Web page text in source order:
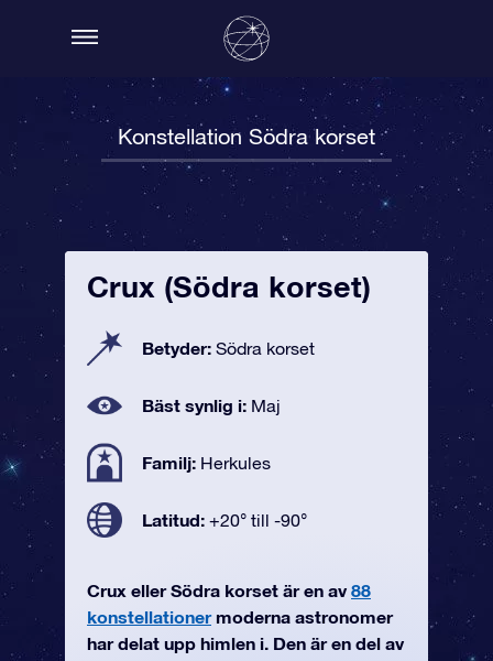
Konstellation Södra korset
Crux (Södra korset)
Betyder: Södra korset
Bäst synlig i: Maj
Familj: Herkules
Latitud: +20° till -90°
Crux eller Södra korset är en av 88
konstellationermoderna astronomer
har delat upp himlen i. Den är en del av